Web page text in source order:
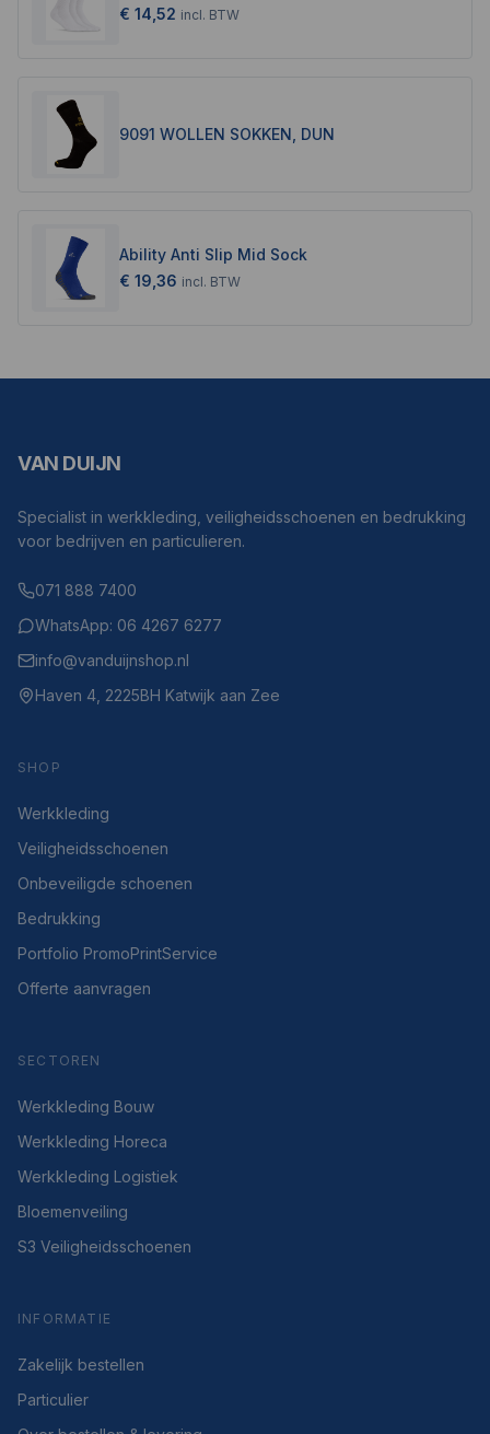
€ 14,52 incl. BTW
9091 WOLLEN SOKKEN, DUN
Ability Anti Slip Mid Sock
€ 19,36 incl. BTW
VAN DUIJN
Specialist in werkkleding, veiligheidsschoenen en bedrukking
voor bedrijven en particulieren.
071 888 7400
WhatsApp: 06 4267 6277
info@vanduijnshop.nl
Haven 4, 2225BH Katwijk aan Zee
SHOP
Werkkleding
Veiligheidsschoenen
Onbeveiligde schoenen
Bedrukking
Portfolio PromoPrintService
Offerte aanvragen
SECTOREN
Werkkleding Bouw
Werkkleding Horeca
Werkkleding Logistiek
Bloemenveiling
S3 Veiligheidsschoenen
INFORMATIE
Zakelijk bestellen
Particulier